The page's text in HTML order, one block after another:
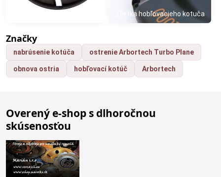
Žiletka hobľovacieho kotuča
Značky
nabrúsenie kotúča ostrenie Arbortech Turbo Plane
obnova ostria hobľovací kotúč Arbortech
Overený e-shop s dlhoročnou
skúsenosťou